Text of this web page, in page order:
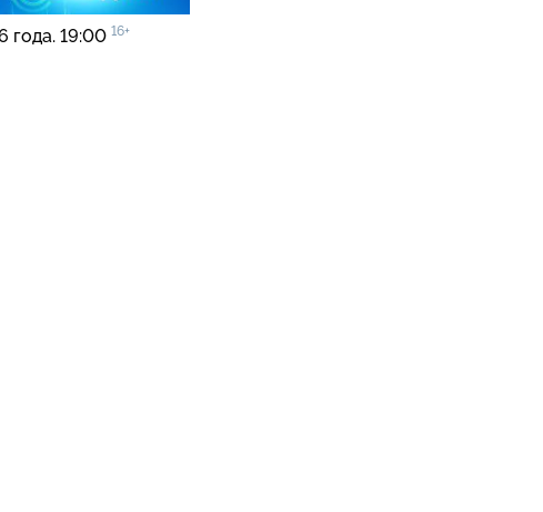
года. 19:00 16+